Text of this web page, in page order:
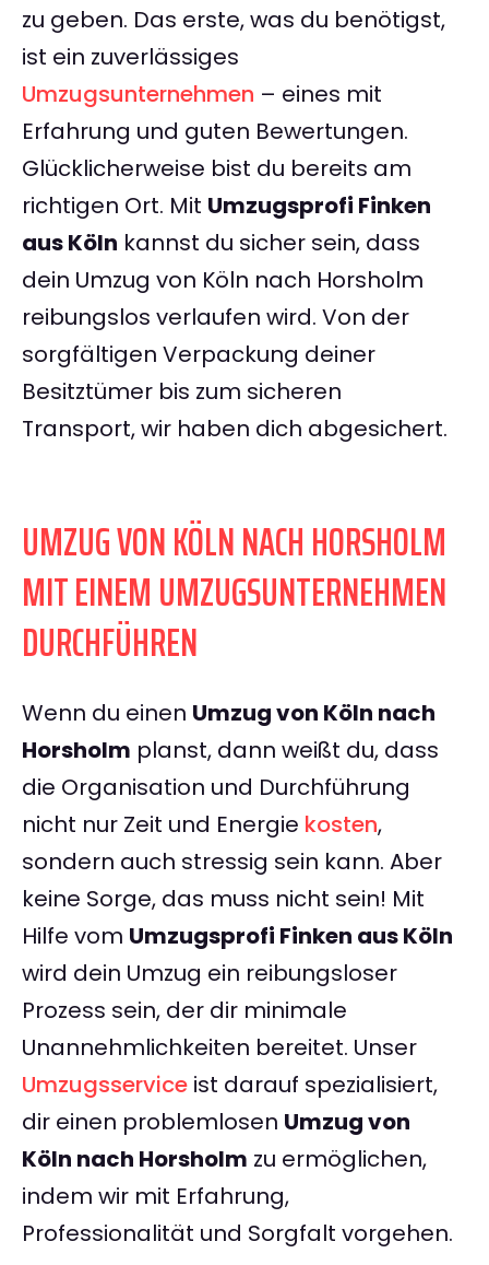
zu geben. Das erste, was du benötigst,
ist ein zuverlässiges
Umzugsunternehmen – eines mit
Erfahrung und guten Bewertungen.
Glücklicherweise bist du bereits am
richtigen Ort. Mit Umzugsprofi Finken
aus Köln kannst du sicher sein, dass
dein Umzug von Köln nach Horsholm
reibungslos verlaufen wird. Von der
sorgfältigen Verpackung deiner
Besitztümer bis zum sicheren
Transport, wir haben dich abgesichert.
UMZUG VON KÖLN NACH HORSHOLM
MIT EINEM UMZUGSUNTERNEHMEN
DURCHFÜHREN
Wenn du einen Umzug von Köln nach
Horsholm planst, dann weißt du, dass
die Organisation und Durchführung
nicht nur Zeit und Energie kosten,
sondern auch stressig sein kann. Aber
keine Sorge, das muss nicht sein! Mit
Hilfe vom Umzugsprofi Finken aus Köln
wird dein Umzug ein reibungsloser
Prozess sein, der dir minimale
Unannehmlichkeiten bereitet. Unser
Umzugsservice ist darauf spezialisiert,
dir einen problemlosen Umzug von
Köln nach Horsholm zu ermöglichen,
indem wir mit Erfahrung,
Professionalität und Sorgfalt vorgehen.